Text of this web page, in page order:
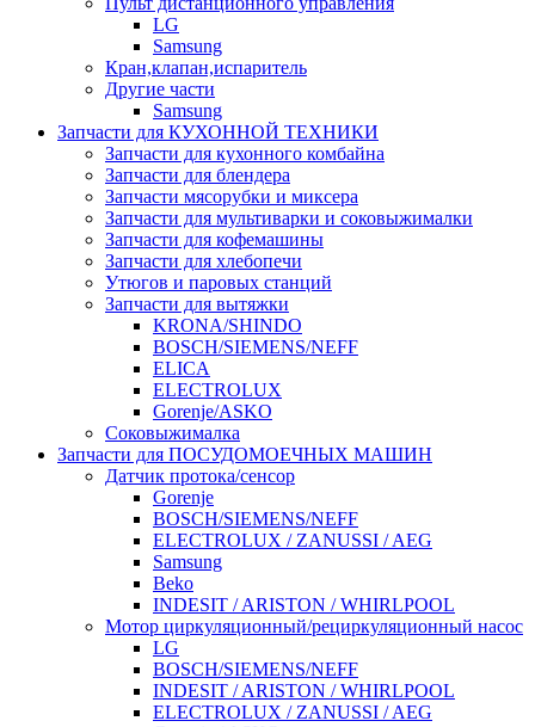
LG
Samsung
Кран,клапан,испаритель
Другие части
Samsung
Запчасти для КУХОННОЙ ТЕХНИКИ
Запчасти для кухонного комбайна
Запчасти для блендера
Запчасти мясорубки и миксера
Запчасти для мультиварки и соковыжималки
Запчасти для кофемашины
Запчасти для хлебопечи
Утюгов и паровых станций
Запчасти для вытяжки
KRONA/SHINDO
BOSCH/SIEMENS/NEFF
ELICA
ELECTROLUX
Gorenje/ASKO
Соковыжималка
Запчасти для ПОСУДОМОЕЧНЫХ МАШИН
Датчик протока/сенсор
Gorenje
BOSCH/SIEMENS/NEFF
ELECTROLUX / ZANUSSI / AEG
Samsung
Beko
INDESIT / ARISTON / WHIRLPOOL
Мотор циркуляционный/рециркуляционный насос
LG
BOSCH/SIEMENS/NEFF
INDESIT / ARISTON / WHIRLPOOL
ELECTROLUX / ZANUSSI / AEG